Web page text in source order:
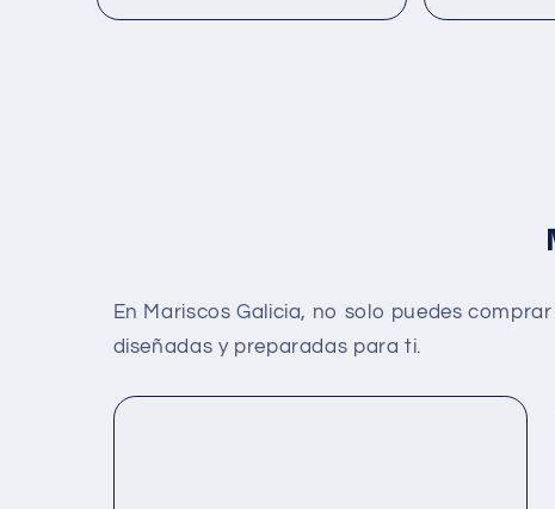
En Mariscos Galicia, no solo puedes
diseñadas y preparadas para ti.